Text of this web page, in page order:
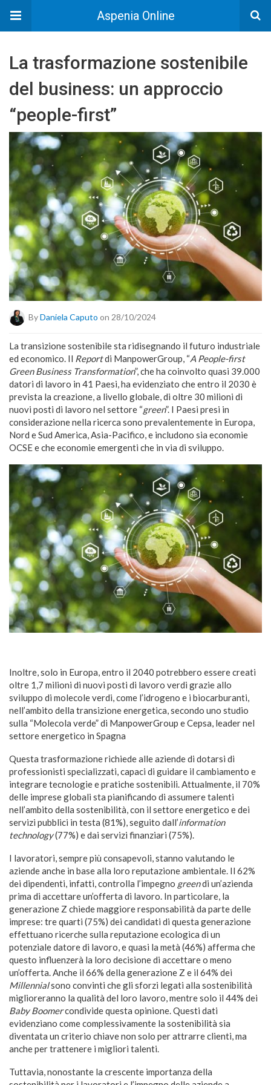
Aspenia Online
La trasformazione sostenibile
del business: un approccio
“people-first”
ByDaniela Caputo on 28/10/2024
La transizione sostenibile sta ridisegnando il futuro industriale
ed economico. Il Reportdi ManpowerGroup, “A People-first
Green Business Transformation”, che ha coinvolto quasi 39.000
datori di lavoro in 41 Paesi, ha evidenziato che entro il 2030 è
prevista la creazione, a livello globale, di oltre 30 milioni di
nuovi posti di lavoro nel settore “green”. I Paesi presi in
considerazione nella ricerca sono prevalentemente in Europa,
Nord e Sud America, Asia-Pacifico, e includono sia economie
OCSE e che economie emergenti che in via di sviluppo.
Inoltre, solo in Europa, entro il 2040 potrebbero essere creati
oltre 1,7 milioni di nuovi posti di lavoro verdi grazie allo
sviluppo di molecole verdi, come l’idrogeno e i biocarburanti,
nell’ambito della transizione energetica, secondo uno studio
sulla “Molecola verde” di ManpowerGroup e Cepsa, leader nel
settore energetico in Spagna
Questa trasformazione richiede alle aziende di dotarsi di
professionisti specializzati, capaci di guidare il cambiamento e
integrare tecnologie e pratiche sostenibili. Attualmente, il 70%
delle imprese globali sta pianificando di assumere talenti
nell’ambito della sostenibilità, con il settore energetico e dei
servizi pubblici in testa (81%), seguito dall’information
technology(77%) e dai servizi finanziari (75%).
I lavoratori, sempre più consapevoli, stanno valutando le
aziende anche in base alla loro reputazione ambientale. Il 62%
dei dipendenti, infatti, controlla l’impegno greendi un’azienda
prima di accettare un’offerta di lavoro. In particolare, la
generazione Z chiede maggiore responsabilità da parte delle
imprese: tre quarti (75%) dei candidati di questa generazione
effettuano ricerche sulla reputazione ecologica di un
potenziale datore di lavoro, e quasi la metà (46%) afferma che
questo influenzerà la loro decisione di accettare o meno
un’offerta. Anche il 66% della generazione Z e il 64% dei
Millennialsono convinti che gli sforzi legati alla sostenibilità
miglioreranno la qualità del loro lavoro, mentre solo il 44% dei
Baby Boomercondivide questa opinione. Questi dati
evidenziano come complessivamente la sostenibilità sia
diventata un criterio chiave non solo per attrarre clienti, ma
anche per trattenere i migliori talenti.
Tuttavia, nonostante la crescente importanza della